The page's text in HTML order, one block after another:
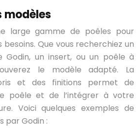
modèles
large gamme de poêles pour
Que vous recherchiez un
Godin, un insert, ou un poêle à
le modèle adapté. La
et des finitions permet de
poêle et de l’intégrer à votre
Voici quelques exemples de
par Godin :